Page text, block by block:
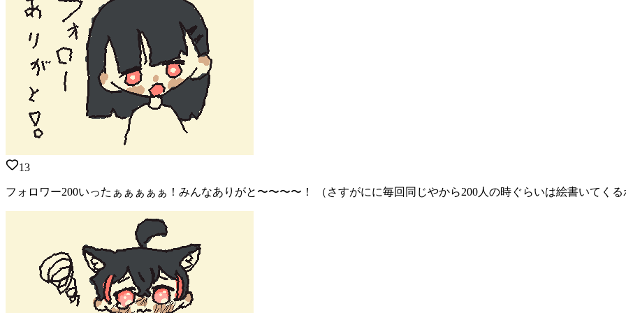
13
フォロワー200いったぁぁぁぁぁ！みんなありがと〜〜〜〜！ （さすがにに毎回同じやから200人の時ぐらいは絵書いてくる